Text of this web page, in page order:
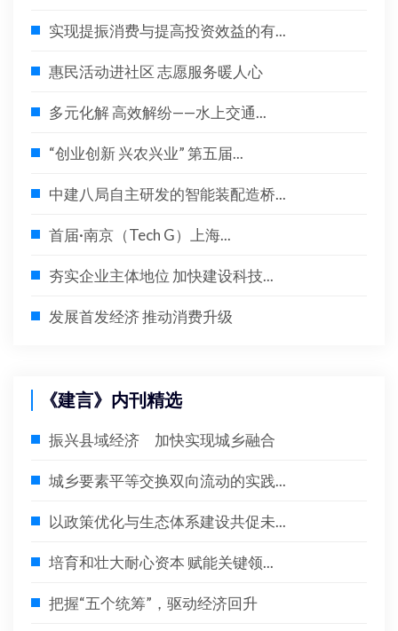
实现提振消费与提高投资效益的有...
惠民活动进社区 志愿服务暖人心
多元化解 高效解纷——水上交通...
“创业创新 兴农兴业” 第五届...
中建八局自主研发的智能装配造桥...
首届·南京（Tech G）上海...
夯实企业主体地位 加快建设科技...
发展首发经济 推动消费升级
《建言》内刊精选
振兴县域经济 加快实现城乡融合
城乡要素平等交换双向流动的实践...
以政策优化与生态体系建设共促未...
培育和壮大耐心资本 赋能关键领...
把握“五个统筹”，驱动经济回升